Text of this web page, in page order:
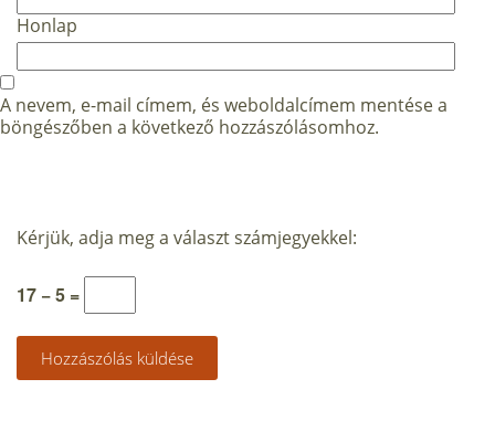
Honlap
A nevem, e-mail címem, és weboldalcímem mentése a
böngészőben a következő hozzászólásomhoz.
Kérjük, adja meg a választ számjegyekkel:
17 − 5 =